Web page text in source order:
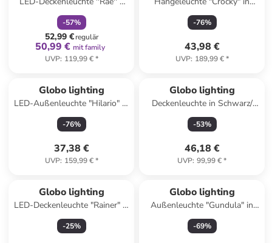
EEK F (EEK A bis G) - (B)45,5
x (H)12 x (T)7,2 cm
-57%
52,99 €regulär
50,99 € mit family
UVP: 119,99 €*
Schwarz - (H)150 x Ø 34 cm
-76%
43,98 €
UVP: 189,99 €*
Globo lighting
LED-Außenleuchte "Hilario" in
Schwarz - (B)20 x (H)32 cm
-76%
37,38 €
UVP: 159,99 €*
Globo lighting
Deckenleuchte in Schwarz/
Braun - (H)31,5 x Ø 24 cm
-53%
46,18 €
UVP: 99,99 €*
Globo lighting
LED-Deckenleuchte "Rainer" in
Weiß/ Hellbraun - (H)10 x Ø
40 cm
-25%
Globo lighting
Außenleuchte "Gundula" in
Schwarz - (B)15,5 x (H)32 x
(T)12 cm
-69%